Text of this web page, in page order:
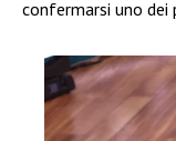
confermarsi uno